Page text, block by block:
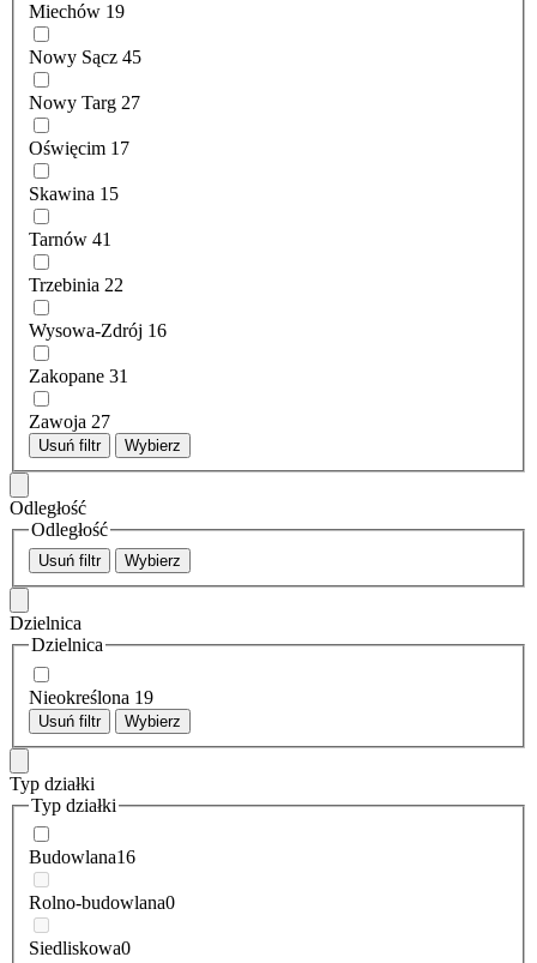
Miechów 19
Nowy Sącz 45
Nowy Targ 27
Oświęcim 17
Skawina 15
Tarnów 41
Trzebinia 22
Wysowa-Zdrój 16
Zakopane 31
Zawoja 27
Usuń filtr Wybierz
Odległość
Odległość
Usuń filtr Wybierz
Dzielnica
Dzielnica
Nieokreślona 19
Usuń filtr Wybierz
Typ działki
Typ działki
Budowlana16
Rolno-budowlana0
Siedliskowa0